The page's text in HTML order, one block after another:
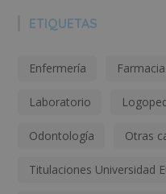
ETIQUETAS
Enfermería Farmacia
Laboratorio
Odontología Otras
Titulaciones Universidad